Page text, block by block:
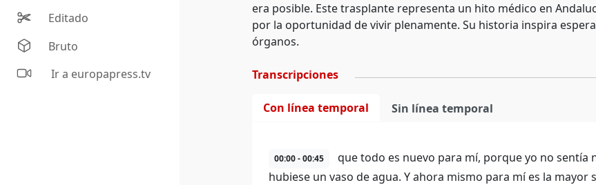
Editado
Bruto
Ir a europapress.tv
era posible. Este trasplante representa un hito médico en
por la oportunidad de vivir plenamente. Su historia inspira
órganos.
Transcripciones
Con línea temporal Sin línea temporal
00:00 - 00:45
que todo es nuevo para mí, porque yo no sentía
hubiese un vaso de agua. Y ahora mismo para mí es la